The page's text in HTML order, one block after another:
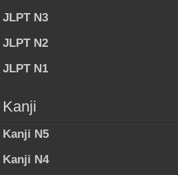
JLPT N3
JLPT N2
JLPT N1
Kanji
Kanji N5
Kanji N4